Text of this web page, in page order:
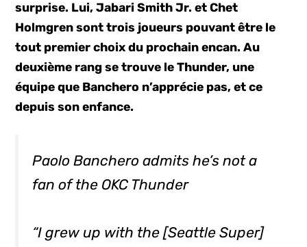
surprise. Lui, Jabari Smith Jr. et Chet
Holmgren sont trois joueurs pouvant être le
tout premier choix du prochain encan. Au
deuxième rang se trouve le Thunder, une
équipe que Banchero n’apprécie pas, et ce
depuis son enfance.
Paolo Banchero admits he’s not a
fan of the OKC Thunder
“I grew up with the [Seattle Super]